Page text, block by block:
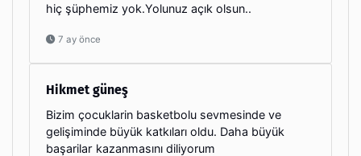
hiç şüphemiz yok.Yolunuz açık olsun..
7 ay önce
Hikmet güneş
Bizim çocuklarin basketbolu sevmesinde ve
gelişiminde büyük katkıları oldu. Daha büyük
başarilar kazanmasını diliyorum